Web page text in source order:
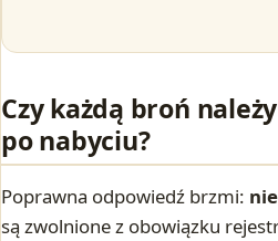
Czy każdą broń
po nabyciu?
Poprawna odpowiedź brzmi: nie
są zwolnione z obowiązku